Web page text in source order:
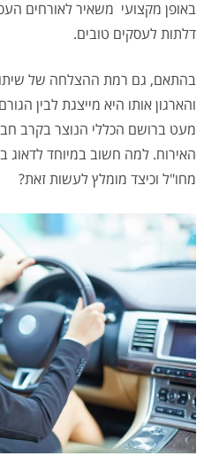
באופן מקצועי משאיר לאורחים
דלתות לעסקים טובים.
בהתאם, גם רמת ההצלחה של
והארגון אותו היא מייצגת לבין
מעט ברושם הכללי הנוצר בקרב
האירוח. למה חשוב במיוחד לדאוג
מחו"ל וכיצד מומלץ לעשות זאת?